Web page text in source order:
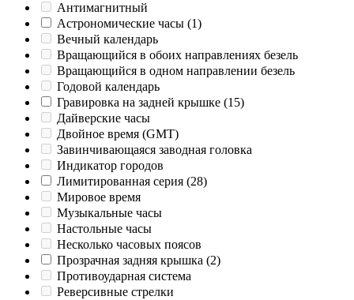
Антимагнитный
Астрономические часы (1)
Вечный календарь
Вращающийся в обоих направлениях безель
Вращающийся в одном направлении безель
Годовой календарь
Гравировка на задней крышке (15)
Дайверские часы
Двойное время (GMT)
Завинчивающаяся заводная головка
Индикатор городов
Лимитированная серия (28)
Мировое время
Музыкальные часы
Настольные часы
Несколько часовых поясов
Прозрачная задняя крышка (2)
Противоударная система
Реверсивные стрелки